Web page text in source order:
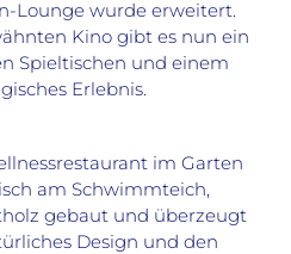
Lounge wurde erweitert.
Kino gibt es nun ein
Spieltischen und einem
Erlebnis.
im Garten
am Schwimmteich,
gebaut und überzeugt
Design und den